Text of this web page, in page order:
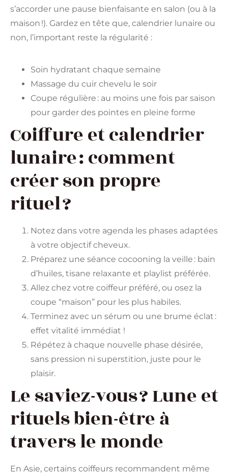
s’accorder une pause bienfaisante en salon (ou à la
maison !). Gardez en tête que, calendrier lunaire ou
non, l’important reste la régularité :
Soin hydratant chaque semaine
Massage du cuir chevelu le soir
Coupe régulière : au moins une fois par saison
pour garder des pointes en pleine forme
Coiffure et calendrier
lunaire : comment
créer son propre
rituel ?
Notez dans votre agenda les phases adaptées
à votre objectif cheveux.
Préparez une séance cocooning la veille : bain
d’huiles, tisane relaxante et playlist préférée.
Allez chez votre coiffeur préféré, ou osez la
coupe “maison” pour les plus habiles.
Terminez avec un sérum ou une brume éclat :
effet vitalité immédiat !
Répétez à chaque nouvelle phase désirée,
sans pression ni superstition, juste pour le
plaisir.
Le saviez-vous ? Lune et
rituels bien-être à
travers le monde
En Asie, certains coiffeurs recommandent même